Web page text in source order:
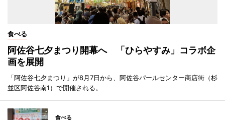
食べる
阿佐谷七夕まつり開幕へ 「ひらやすみ」コラボ企
画を展開
「阿佐谷七夕まつり」が8月7日から、阿佐谷パールセンター商店街（杉
並区阿佐谷南1）で開催される。
食べる